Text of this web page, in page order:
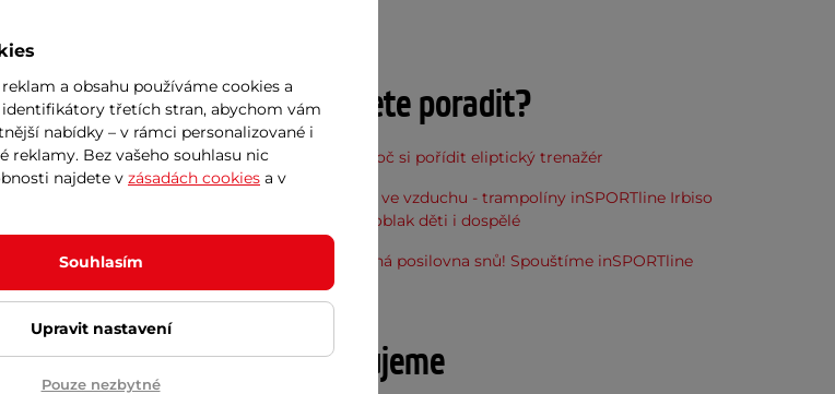
ratanu s páskami pro
instalaci na zadní
výlet!
Potřebujete poradit?
7 důvodů, proč si pořídit eliptický trenažér
Nová sezóna ve vzduchu - trampolíny inSPORTline Irbiso
vynesou do oblak děti i dospělé
Vaše dostupná posilovna snů! Spouštíme inSPORTline
půjčovnu
Doporučujeme
a obsahu používáme cookies a
třetích stran, abychom vám
nabídky – v rámci personalizované i
reklamy. Bez vašeho souhlasu nic
najdete v zásadách cookies a v
Souhlasím
Upravit nastavení
Pouze nezbytné